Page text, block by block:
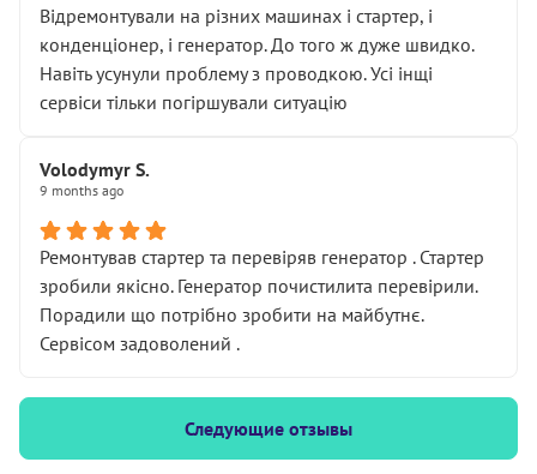
Відремонтували на різних машинах і стартер, і
конденціонер, і генератор. До того ж дуже швидко.
Навіть усунули проблему з проводкою. Усі інщі
сервіси тільки погіршували ситуацію
Volodymyr S.
9 months ago
Ремонтував стартер та перевіряв генератор . Стартер
зробили якісно. Генератор почистилита перевірили.
Порадили що потрібно зробити на майбутнє.
Сервісом задоволений .
Следующие отзывы